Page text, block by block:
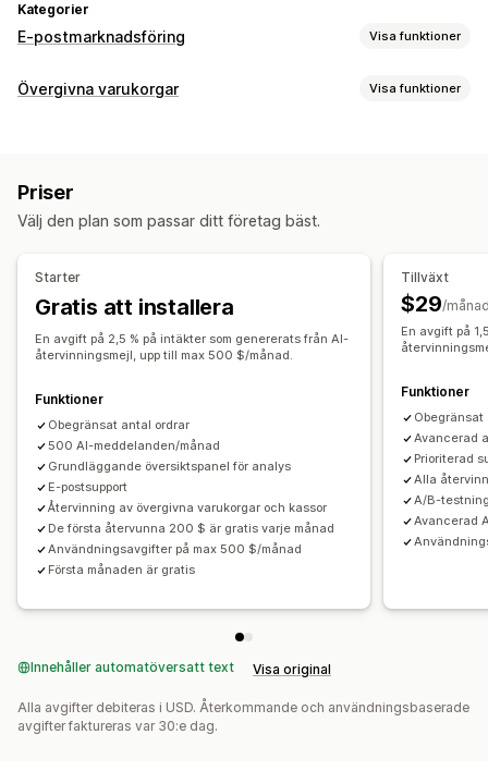
Kategorier
E-postmarknadsföring Visa funktioner
Kampanjtyper
Produktrekommendationer
AI-generering
Automatiseringar
Målinriktning
Segmentering
Övergivna varukorgar Visa funktioner
Konverteringsspårning
Priser
Välj den plan som passar ditt företag bäst.
Starter
Gratis att installera
En avgift på 2,5 % på intäkter som genererats från AI-
återvinningsmejl, upp till max 500 $/månad.
Funktioner
Obegränsat antal ordrar
500 AI-meddelanden/månad
Grundläggande översiktspanel för analys
E-postsupport
Återvinning av övergivna varukorgar och kassor
De första återvunna 200 $ är gratis varje månad
Användningsavgifter på max 500 $/månad
Första månaden är gratis
Tillväxt
$29/
En avgift på
Funktioner
Avancerad
Prioriterad
Alla
A/B-
Avancerad
Innehåller automatöversatt text Visa original
Alla avgifter debiteras i USD. Återkommande och användningsbaserade
avgifter faktureras var 30:e dag.